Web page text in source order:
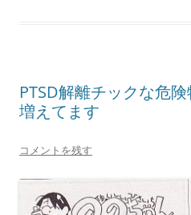
PTSD解離チックな危
増えてます
コメントを残す